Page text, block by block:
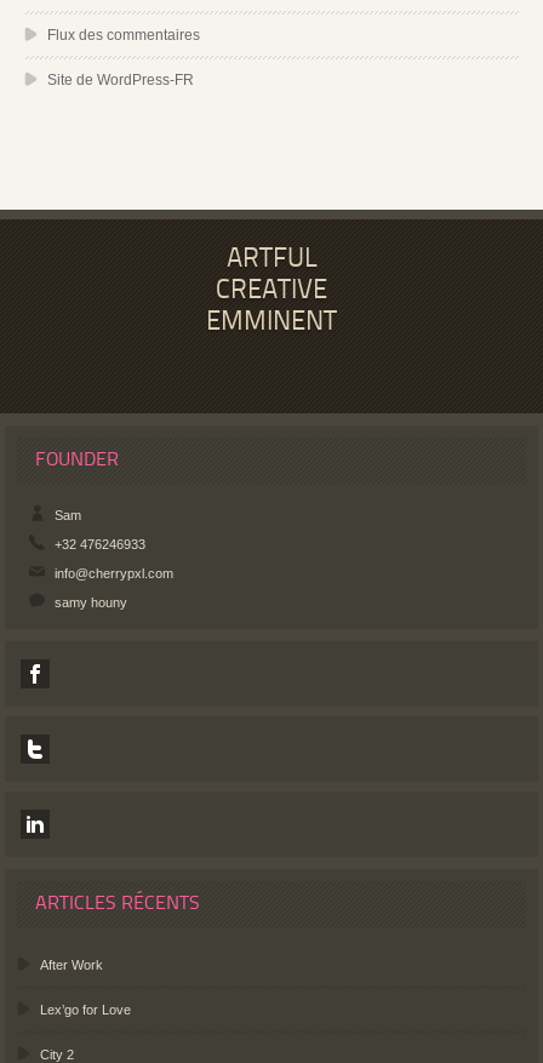
Flux des commentaires
Site de WordPress-FR
ARTFUL
CREATIVE
EMMINENT
FOUNDER
Sam
+32 476246933
info@cherrypxl.com
samy houny
ARTICLES RÉCENTS
After Work
Lex’go for Love
City 2